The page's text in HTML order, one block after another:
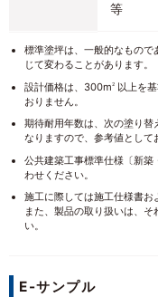
等
標準塗坪は、一般的なもの
じて変わることがあります。
設計価格は、300m2以上を基
おりません。
期待耐用年数は、次の塗り
なりますので、参考値として
公共建築工事標準仕様〔新
わせください。
施工に際しては施工仕様書お
また、製品の取り扱いは、
い。
E-サンプル